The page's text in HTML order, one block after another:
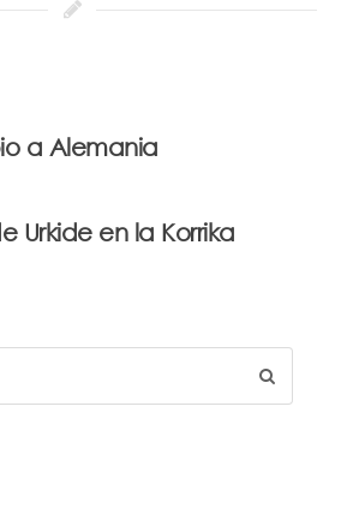
a Alemania
Urkide en la Korrika